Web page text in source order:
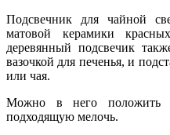
Подсвечник для чайной
матовой керамики
деревянный подсвечик
вазочкой для печенья, и
или чая.
Можно в него положить
подходящую мелочь.